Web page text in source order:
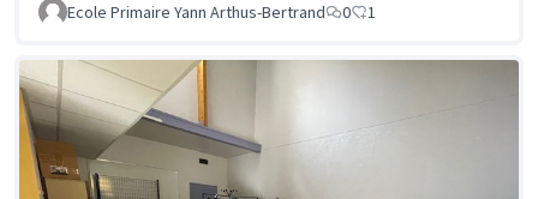
Ecole Primaire Yann Arthus-Bertrand
0 1